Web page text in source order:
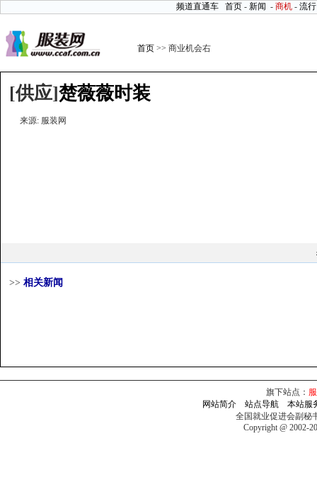
频道直通车 首页 - 新闻 - 商机 - 流行
首页 >> 商业机会右
[供应]楚薇薇时装
来源: 服装网
>> 相关新闻
旗下站点：
网站简介
站点导航
本站服
全国就业促进会副秘
Copyright @ 2002-